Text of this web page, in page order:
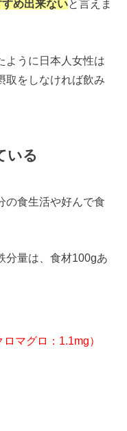
め出来ないと言えま
ように日本人女性は
取をしなければ飲み
いる
の食生活や好んで食
分量は、食材100gあ
マグロ：1.1mg）